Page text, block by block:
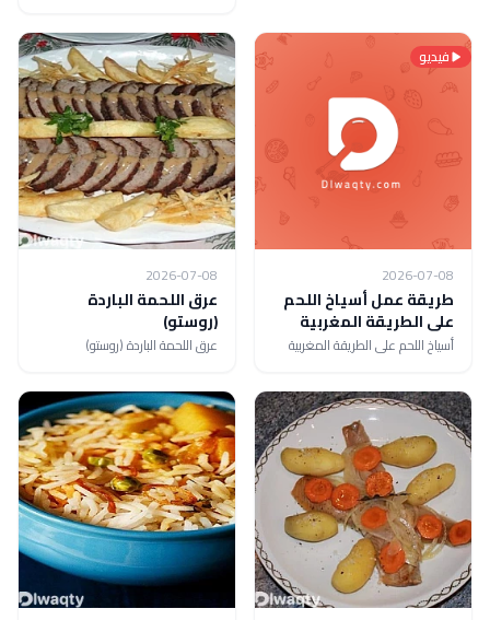
فيديو
2026-07-08
طريقة عمل أسياخ اللحم
على الطريقة المغربية
أسياخ اللحم على الطريقة المغربية
2026-07-08
عرق اللحمة الباردة
(روستو)
عرق اللحمة الباردة (روستو)